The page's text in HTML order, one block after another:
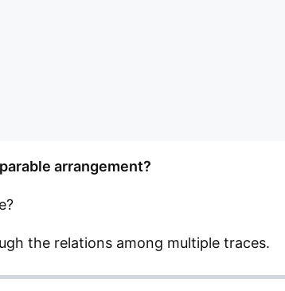
arrangement?
the relations among multiple traces.